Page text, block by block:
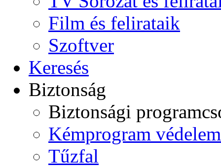
Film és felirataik
Szoftver
Keresés
Biztonság
Biztonsági
Kémprogram védelem
Tűzfal